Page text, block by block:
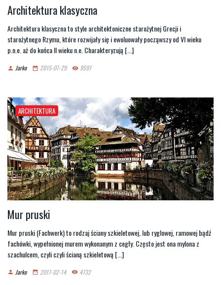
Architektura klasyczna
Architektura klasyczna to style architektoniczne starożytnej Grecji i
starożytnego Rzymu, które rozwijały się i ewoluowały począwszy od VI wieku
p.n.e. aż do końca II wieku n.e. Charakteryzują [...]
person Jarko date_range 2015-07-29 remove_red_eye 9591
ARCHITEKTURA
Mur pruski
Mur pruski (Fachwerk) to rodzaj ściany szkieletowej, lub ryglowej, ramowej bądź
fachówki, wypełnionej murem wykonanym z cegły. Często jest ona mylona z
szachulcem, czyli czyli ścianą szkieletową [...]
person Jarko date_range 2017-02-14 remove_red_eye 4732